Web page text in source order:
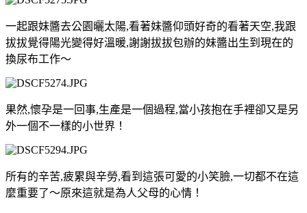
一起跟妹醬去公園曬太陽,看著妹醬仰頭好奇的看著天空,我跟
拔拔覺得陽光變得好溫暖,謝謝拔拔包辦的妹醬出生到現在的
換尿布工作～
果然,懷孕是一回事,生產是一個過程,當小孩抱在手裡卻又是另
外一個不一樣的小世界！
所有的辛苦,疲累與辛勞,看到這張可愛的小笑臉,一切都不在這
麼重要了～原來這就是為人父母的心情！